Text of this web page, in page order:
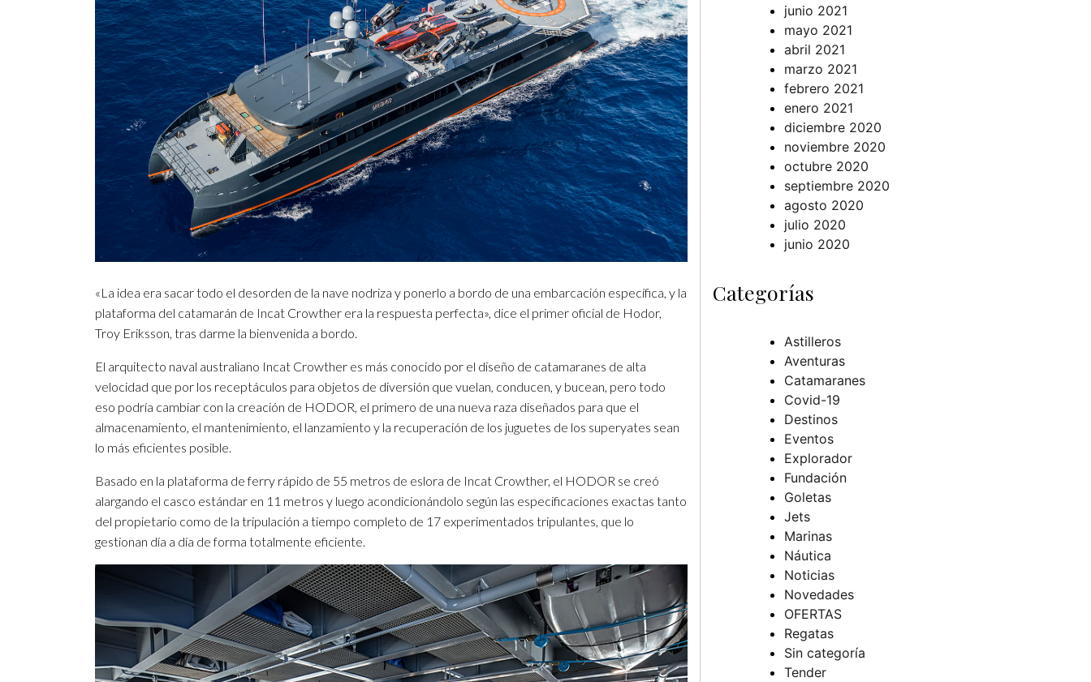
«La idea era sacar todo el desorden de la nave nodriza y ponerlo a bordo de una embarcación específica, y la
plataforma del catamarán de Incat Crowther era la respuesta perfecta», dice el primer oficial de Hodor,
Troy Eriksson, tras darme la bienvenida a bordo.
El arquitecto naval australiano Incat Crowther es más conocido por el diseño de catamaranes de alta
velocidad que por los receptáculos para objetos de diversión que vuelan, conducen, y bucean, pero todo
eso podría cambiar con la creación de HODOR, el primero de una nueva raza diseñados para que el
almacenamiento, el mantenimiento, el lanzamiento y la recuperación de los juguetes de los superyates sean
lo más eficientes posible.
Basado en la plataforma de ferry rápido de 55 metros de eslora de Incat Crowther, el HODOR se creó
alargando el casco estándar en 11 metros y luego acondicionándolo según las especificaciones exactas tanto
del propietario como de la tripulación a tiempo completo de 17 experimentados tripulantes, que lo
gestionan día a día de forma totalmente eficiente.
junio 2021
mayo 2021
abril 2021
marzo 2021
febrero 2021
enero 2021
diciembre 2020
noviembre 2020
octubre 2020
septiembre 2020
agosto 2020
julio 2020
junio 2020
Categorías
Astilleros
Aventuras
Catamaranes
Covid-19
Destinos
Eventos
Explorador
Fundación
Goletas
Jets
Marinas
Náutica
Noticias
Novedades
OFERTAS
Regatas
Sin categoría
Tender